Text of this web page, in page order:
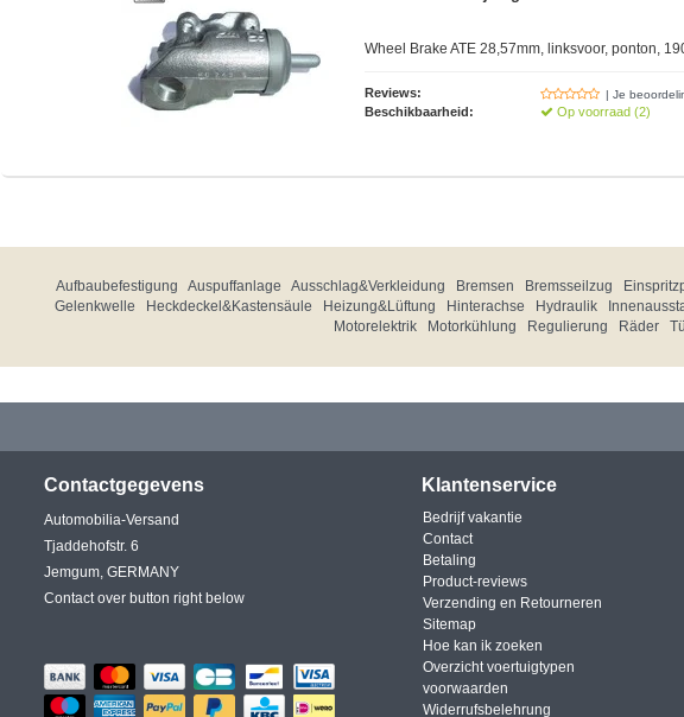
Wheel Brake ATE 28,57mm, linksvoor, ponton,
Reviews: | Je
Beschikbaarheid: Op voorraad (2)
Aufbaubefestigung Auspuffanlage Ausschlag&Verkleidung Bremsen Bremsseilzug
Gelenkwelle
Heckdeckel&Kastensäule Heizung&Lüftung Hinterachse Hydraulik
Motorelektrik
Motorkühlung Regulierung Räder
Contactgegevens
Automobilia-Versand
Tjaddehofstr. 6
Jemgum, GERMANY
Contact over button right below
Klantenservice
Bedrijf vakantie
Contact
Betaling
Product-reviews
Verzending en Retourneren
Sitemap
Hoe kan ik zoeken
Overzicht voertuigtypen
voorwaarden
Widerrufsbelehrung